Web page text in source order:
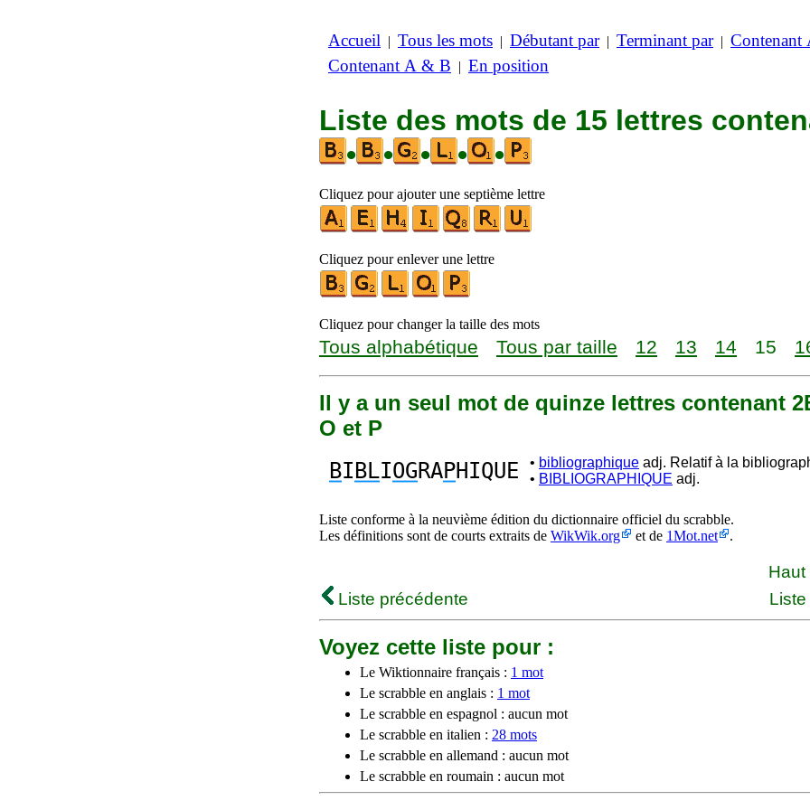
Accueil | Tous les mots | Débutant par| Terminant par| Contenant
Contenant A & B | En position
Liste des mots de 15 lettres
•
• • • •
Cliquez pour ajouter une septième lettre
Cliquez pour enlever une lettre
Cliquez pour changer la taille des mots
Tous alphabétique Tous par taille 12 13 14 15
Il y a un seul mot de quinze lettres contenant
O et P
BI BLIOGRAPHIQUE • bibliographique adj. Relatif à la
• BIBLIOGRAPHIQUE adj.
Liste conforme à la neuvième édition du dictionnaire officiel du scrabble.
Les définitions sont de courts extraits de WikWik.org et de 1Mot.net .
Haut
Liste précédente
Voyez cette liste pour :
Le Wiktionnaire français : 1 mot
Le scrabble en anglais : 1 mot
Le scrabble en espagnol : aucun mot
Le scrabble en italien : 28 mots
Le scrabble en allemand : aucun mot
Le scrabble en roumain : aucun mot